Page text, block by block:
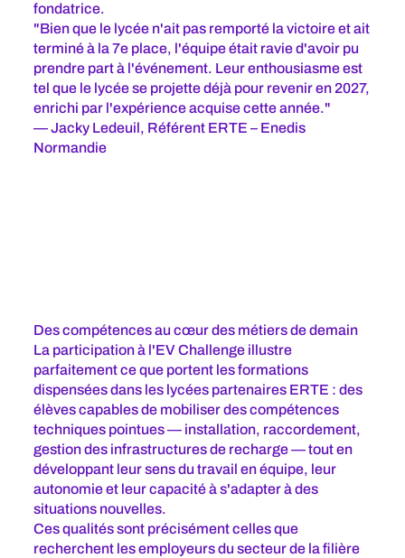
fondatrice.
"Bien que le lycée n'ait pas remporté la victoire et ait
terminé à la 7e place, l'équipe était ravie d'avoir pu
prendre part à l'événement. Leur enthousiasme est
tel que le lycée se projette déjà pour revenir en 2027,
enrichi par l'expérience acquise cette année."
— Jacky Ledeuil, Référent ERTE – Enedis
Normandie
Des compétences au cœur des métiers de demain
La participation à l'EV Challenge illustre
parfaitement ce que portent les formations
dispensées dans les lycées partenaires ERTE : des
élèves capables de mobiliser des compétences
techniques pointues — installation, raccordement,
gestion des infrastructures de recharge — tout en
développant leur sens du travail en équipe, leur
autonomie et leur capacité à s'adapter à des
situations nouvelles.
Ces qualités sont précisément celles que
recherchent les employeurs du secteur de la filière